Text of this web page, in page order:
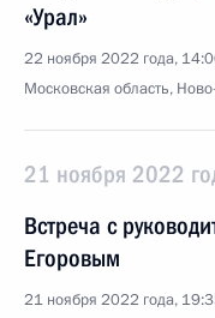
«Урал»
22 ноября 2022 года,
Московская область,
21 ноября 2022
Встреча с
Егоровым
21 ноября 2022 года,